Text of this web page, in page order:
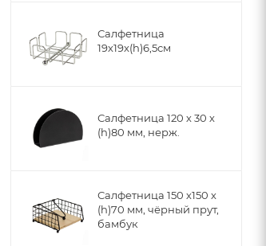
Салфетница
19х19x(h)6,5см
Салфетница 120 х 30 х
(h)80 мм, нерж.
Салфетница 150 х150 х
(h)70 мм, чёрный прут,
бамбук